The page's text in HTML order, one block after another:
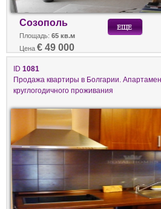
Созополь
Площадь: 65 кв.м
Цена € 49 000
ID 1081
Продажа квартиры в Болгарии.
круглогодичного проживания